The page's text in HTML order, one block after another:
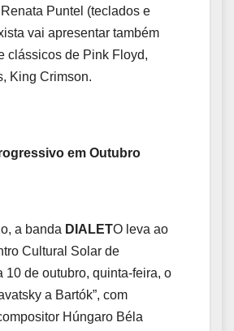
Puntel (teclados e
vai apresentar também
clássicos de Pink Floyd,
King Crimson.
em Outubro
a banda DIALETO leva ao
Cultural Solar de
10 de outubro, quinta-feira, o
a Bartók”, com
Húngaro Béla